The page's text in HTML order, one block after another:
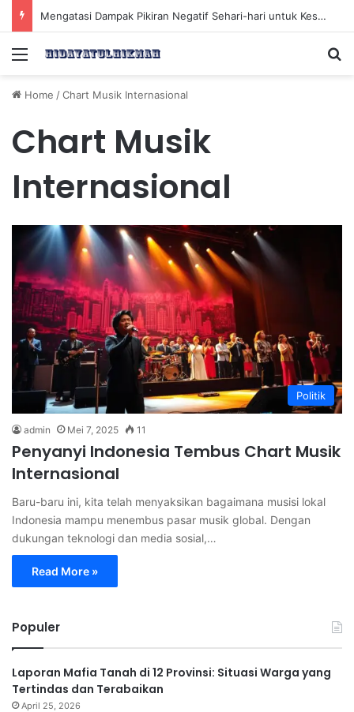
Mengatasi Dampak Pikiran Negatif Sehari-hari untuk Kesehatan Mental yang Lebih Baik
Menu
Home /Chart Musik Internasional
Chart Musik
Internasional
Politik
admin Mei 7, 2025 11
Penyanyi Indonesia Tembus Chart Musik
Internasional
Baru-baru ini, kita telah menyaksikan bagaimana musisi lokal
Indonesia mampu menembus pasar musik global. Dengan
dukungan teknologi dan media sosial,…
Read More »
Populer
Laporan Mafia Tanah di 12 Provinsi: Situasi Warga yang
Tertindas dan Terabaikan
April 25, 2026